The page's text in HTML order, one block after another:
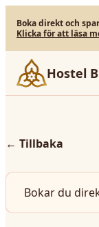
Boka direkt och
Klicka för att läsa
Hostel
← Tillbaka
Bokar du